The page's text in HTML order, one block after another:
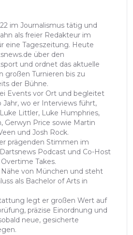
im Journalismus tätig und
als freier Redakteur im
eine Tageszeitung. Heute
über den
und ordnet das aktuelle
großen Turnieren bis zu
der Bühne.
Events vor Ort und begleitet
Jahr, wo er Interviews führt,
Littler, Luke Humphries,
Gerwyn Price sowie Martin
und Josh Rock.
prägenden Stimmen im
Podcast und Co-Host
Takes.
von München und steht
als Bachelor of Arts in
legt er großen Wert auf
präzise Einordnung und
neue, gesicherte